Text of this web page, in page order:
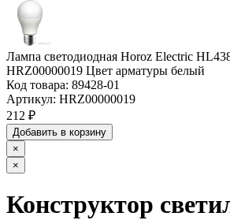
Лампа светодиодная Horoz Electric
HRZ00000019 Цвет арматуры белый
Код товара: 89428-01
Артикул: HRZ00000019
212 ₽
Добавить в корзину
×
×
Конструктор